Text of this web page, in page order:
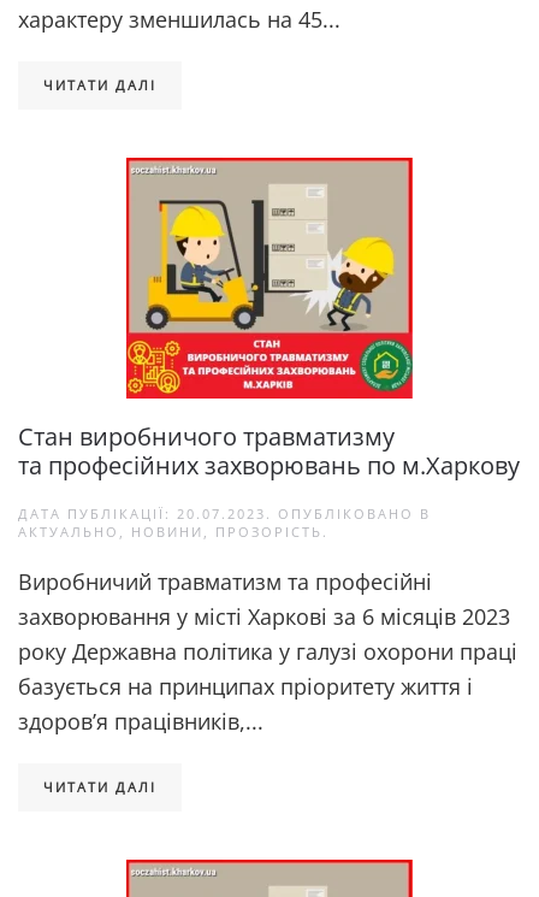
характеру зменшилась на 45...
ЧИТАТИ ДАЛІ
Стан виробничого травматизму
та професійних захворювань по м.Харкову
ДАТА ПУБЛІКАЦІЇ: 20.07.2023 . ОПУБЛІКОВАНО В
АКТУАЛЬНО , НОВИНИ , ПРОЗОРІСТЬ .
Виробничий травматизм та професійні
захворювання у місті Харкові за 6 місяців 2023
року Державна політика у галузі охорони праці
базується на принципах пріоритету життя і
здоров’я працівників,...
ЧИТАТИ ДАЛІ